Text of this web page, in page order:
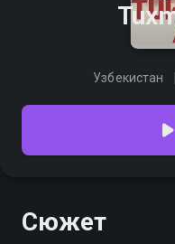
Узбекистан
Сюжет